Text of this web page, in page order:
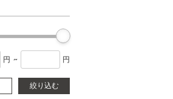
円 ~ 円
絞り込む